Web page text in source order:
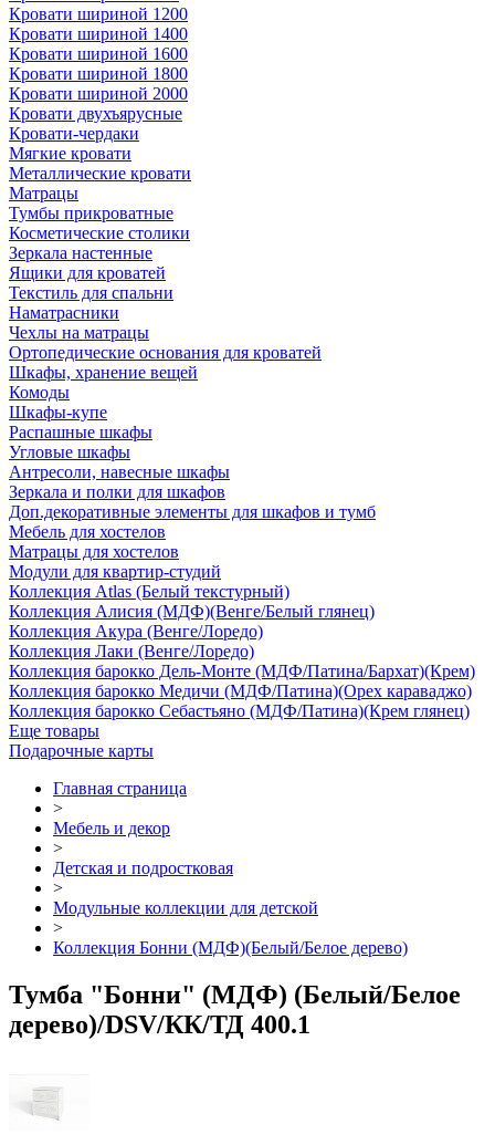
Кровати шириной 1200
Кровати шириной 1400
Кровати шириной 1600
Кровати шириной 1800
Кровати шириной 2000
Кровати двухъярусные
Кровати-чердаки
Мягкие кровати
Металлические кровати
Матрацы
Тумбы прикроватные
Косметические столики
Зеркала настенные
Ящики для кроватей
Текстиль для спальни
Наматрасники
Чехлы на матрацы
Ортопедические основания для кроватей
Шкафы, хранение вещей
Комоды
Шкафы-купе
Распашные шкафы
Угловые шкафы
Антресоли, навесные шкафы
Зеркала и полки для шкафов
Доп.декоративные элементы для шкафов и тумб
Мебель для хостелов
Матрацы для хостелов
Модули для квартир-студий
Коллекция Atlas (Белый текстурный)
Коллекция Алисия (МДФ)(Венге/Белый глянец)
Коллекция Акура (Венге/Лоредо)
Коллекция Лаки (Венге/Лоредо)
Коллекция барокко Дель-Монте (МДФ/Патина/Бархат)(Крем)
Коллекция барокко Медичи (МДФ/Патина)(Орех караваджо)
Коллекция барокко Себастьяно (МДФ/Патина)(Крем глянец)
Еще товары
Подарочные карты
Главная страница
>
Мебель и декор
>
Детская и подростковая
>
Модульные коллекции для детской
>
Коллекция Бонни (МДФ)(Белый/Белое дерево)
Тумба "Бонни" (МДФ) (Белый/Белое
дерево)/DSV/КК/ТД 400.1